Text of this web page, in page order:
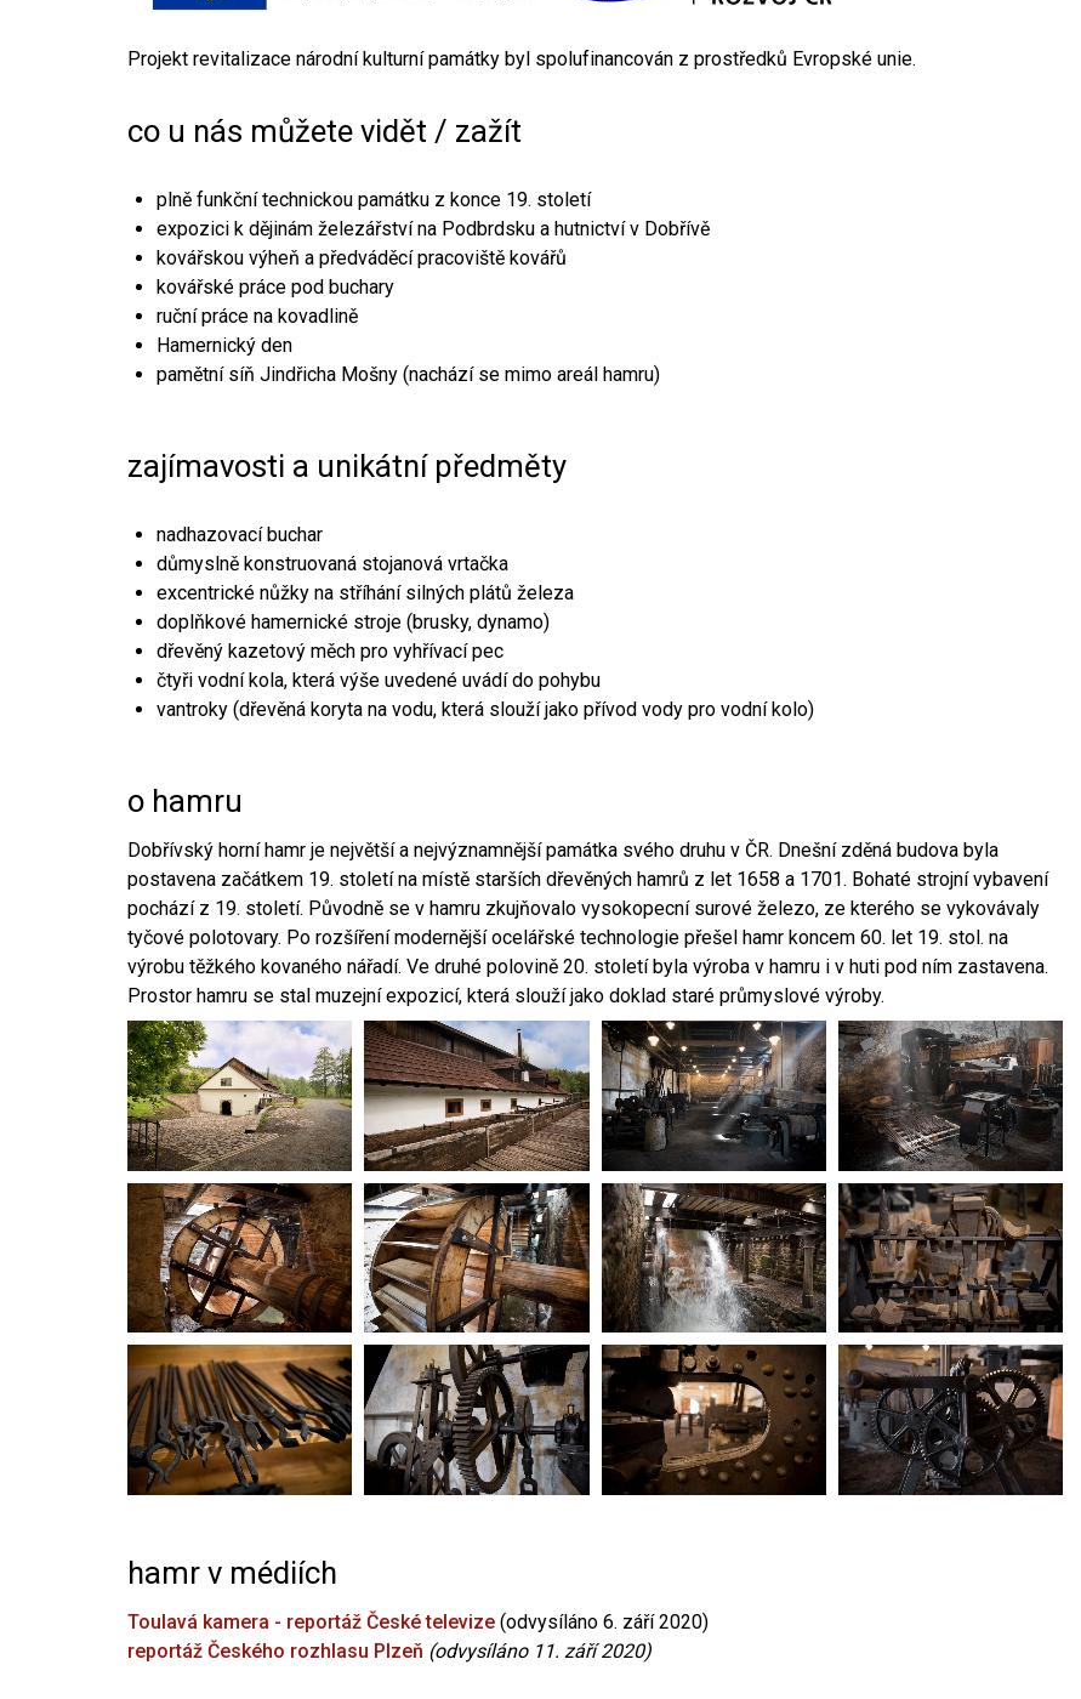
Projekt revitalizace národní kulturní památky byl spolufinancován z prostředků Evropské unie.
co u nás můžete vidět / zažít
plně funkční technickou památku z konce 19. století
expozici k dějinám železářství na Podbrdsku a hutnictví v Dobřívě
kovářskou výheň a předváděcí pracoviště kovářů
kovářské práce pod buchary
ruční práce na kovadlině
Hamernický den
pamětní síň Jindřicha Mošny (nachází se mimo areál hamru)
zajímavosti a unikátní předměty
nadhazovací buchar
důmyslně konstruovaná stojanová vrtačka
excentrické nůžky na stříhání silných plátů železa
doplňkové hamernické stroje (brusky, dynamo)
dřevěný kazetový měch pro vyhřívací pec
čtyři vodní kola, která výše uvedené uvádí do pohybu
vantroky (dřevěná koryta na vodu, která slouží jako přívod vody pro vodní kolo)
o hamru
Dobřívský horní hamr je největší a nejvýznamnější památka svého druhu v ČR. Dnešní zděná budova byla
postavena začátkem 19. století na místě starších dřevěných hamrů z let 1658 a 1701. Bohaté strojní vybavení
pochází z 19. století. Původně se v hamru zkujňovalo vysokopecní surové železo, ze kterého se vykovávaly
tyčové polotovary. Po rozšíření modernější ocelářské technologie přešel hamr koncem 60. let 19. stol. na
výrobu těžkého kovaného nářadí. Ve druhé polovině 20. století byla výroba v hamru i v huti pod ním zastavena.
Prostor hamru se stal muzejní expozicí, která slouží jako doklad staré průmyslové výroby.
hamr v médiích
Toulavá kamera - reportáž České televize (odvysíláno 6. září 2020)
reportáž Českého rozhlasu Plzeň (odvysíláno 11. září 2020)